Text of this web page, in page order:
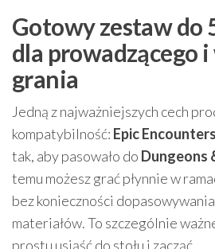
Gotowy zestaw do
dla prowadzącego
grania
Jedną z najważniejszych cech
kompatybilność: Epic Encounters
tak, aby pasowało do Dungeons
temu możesz grać płynnie w
bez konieczności
materiałów. To szczególnie
prostu usiąść do stołu i zacząć.